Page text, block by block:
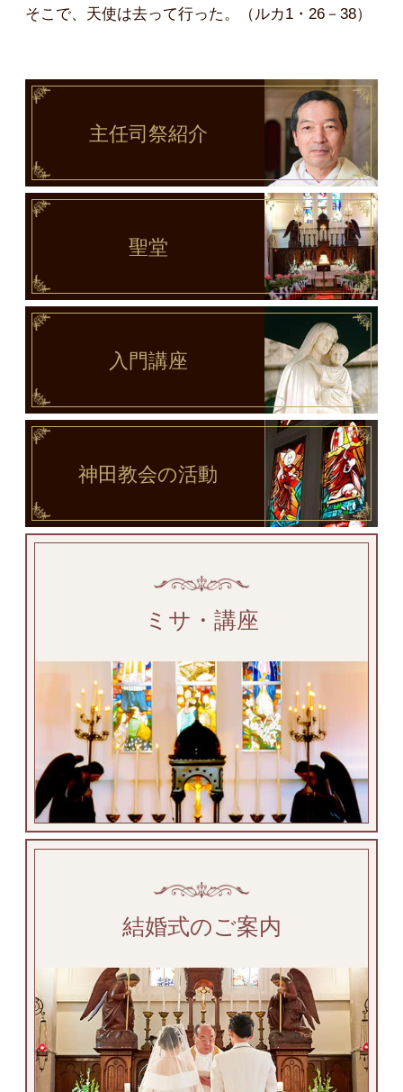
そこで、天使は去って行った。（ルカ1・26－38）
主任司祭紹介
聖堂
入門講座
神田教会の活動
ミサ・講座
結婚式のご案内